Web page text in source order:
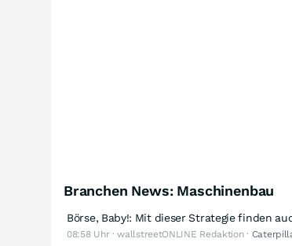
Branchen News: Maschinenbau
Börse, Baby!: Mit dieser Strategie finden
08:58 Uhr · wallstreetONLINE Redaktion ·